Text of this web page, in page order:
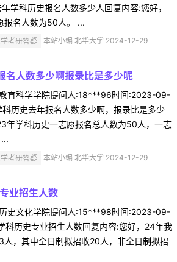
学科历史报名人数多少人回复内容:您好，
报名人数为50人。 ...
考研答疑 本站小编 北华大学 2024-12-29
名人数多少啊报录比是多少呢
育科学学院提问人:18***96时间:2023-09-
历史去年报名人数多少啊，报录比是多少
年学科历史一志愿报名总人数为50人，一志
考研答疑 本站小编 北华大学 2024-12-29
业招生人数
史文化学院提问人:15***98时间:2023-09-
科历史专业招生人数回复内容:您好，24年我
，其中全日制拟招收20人，非全日制拟招